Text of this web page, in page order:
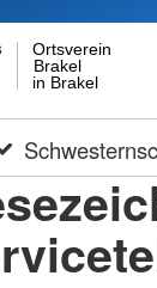
in Brakel
Brakel
Ortsverein